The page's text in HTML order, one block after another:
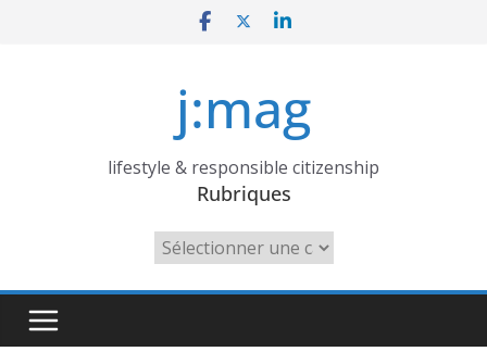
j:mag
lifestyle & responsible citizenship
Rubriques
Rubriques